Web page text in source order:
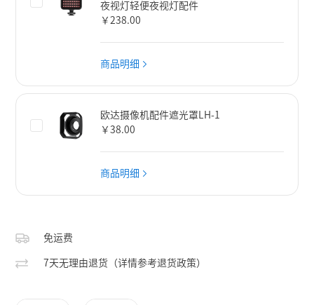
夜视灯轻便夜视灯配件
￥238.00
商品明细
欧达摄像机配件遮光罩LH-1
￥38.00
商品明细
免运费
7天无理由退货（详情参考退货政策）